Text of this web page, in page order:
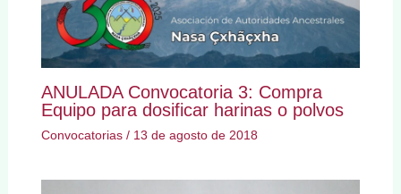
ANULADA Convocatoria 3: Compra
Equipo para dosificar harinas o polvos
Convocatorias/ 13 de agosto de 2018